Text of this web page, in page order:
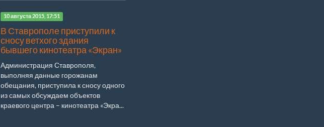
10 августа 2015, 17:51
В Ставрополе приступили к
сносу ветхого здания
бывшего кинотеатра «Экран»
Администрация Ставрополя,
выполняя данные горожанам
обещания, приступила к сносу одного
из самых обсуждаем объектов
краевого центра – кинотеатра «Экра...